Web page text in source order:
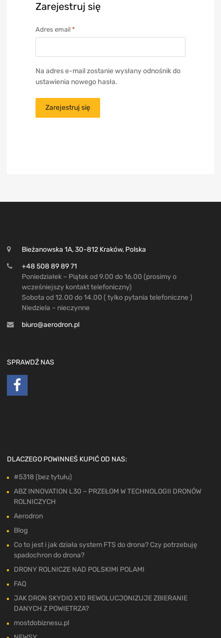
Zarejestruj się
Adres email *
Na adres e-mail zostanie wysłany odnośnik do
ustawienia nowego hasła.
Zarejestruj się
Bieżanowska 1A, 30-812 Kraków, Polska
+48 508 89 89 71
Poniedziałek – Piątek od 9.00 do 16.00 (prosimy o
wcześniejszy kontakt telefoniczny)
Sobota od 12.00 do 14.00 ( tylko pytania telefoniczne )
Niedziela – nieczynne
biuro@aerodron.pl
SPRAWDŹ NAS
DLACZEGO POWINNEŚ KUPIĆ OD NAS:
#5318 (bez tytułu)
ABZ INNOVATION L30 – PRZEŁOM W TECHNOLOGII DRONÓW
ROLNICZYCH
Aerodron
Blog
Co to jest i jak działa system FTS do drona? Czy potrzebuję
spadochron do drona?
DRONY ROLNICZE NAD POLSKIMI POLAMI
FAQ
JAK DRON SKYDIO X10 REWOLUCJONIZUJE ZBIERANIE
DANYCH Z POWIETRZA?
mostdobiznesu.pl